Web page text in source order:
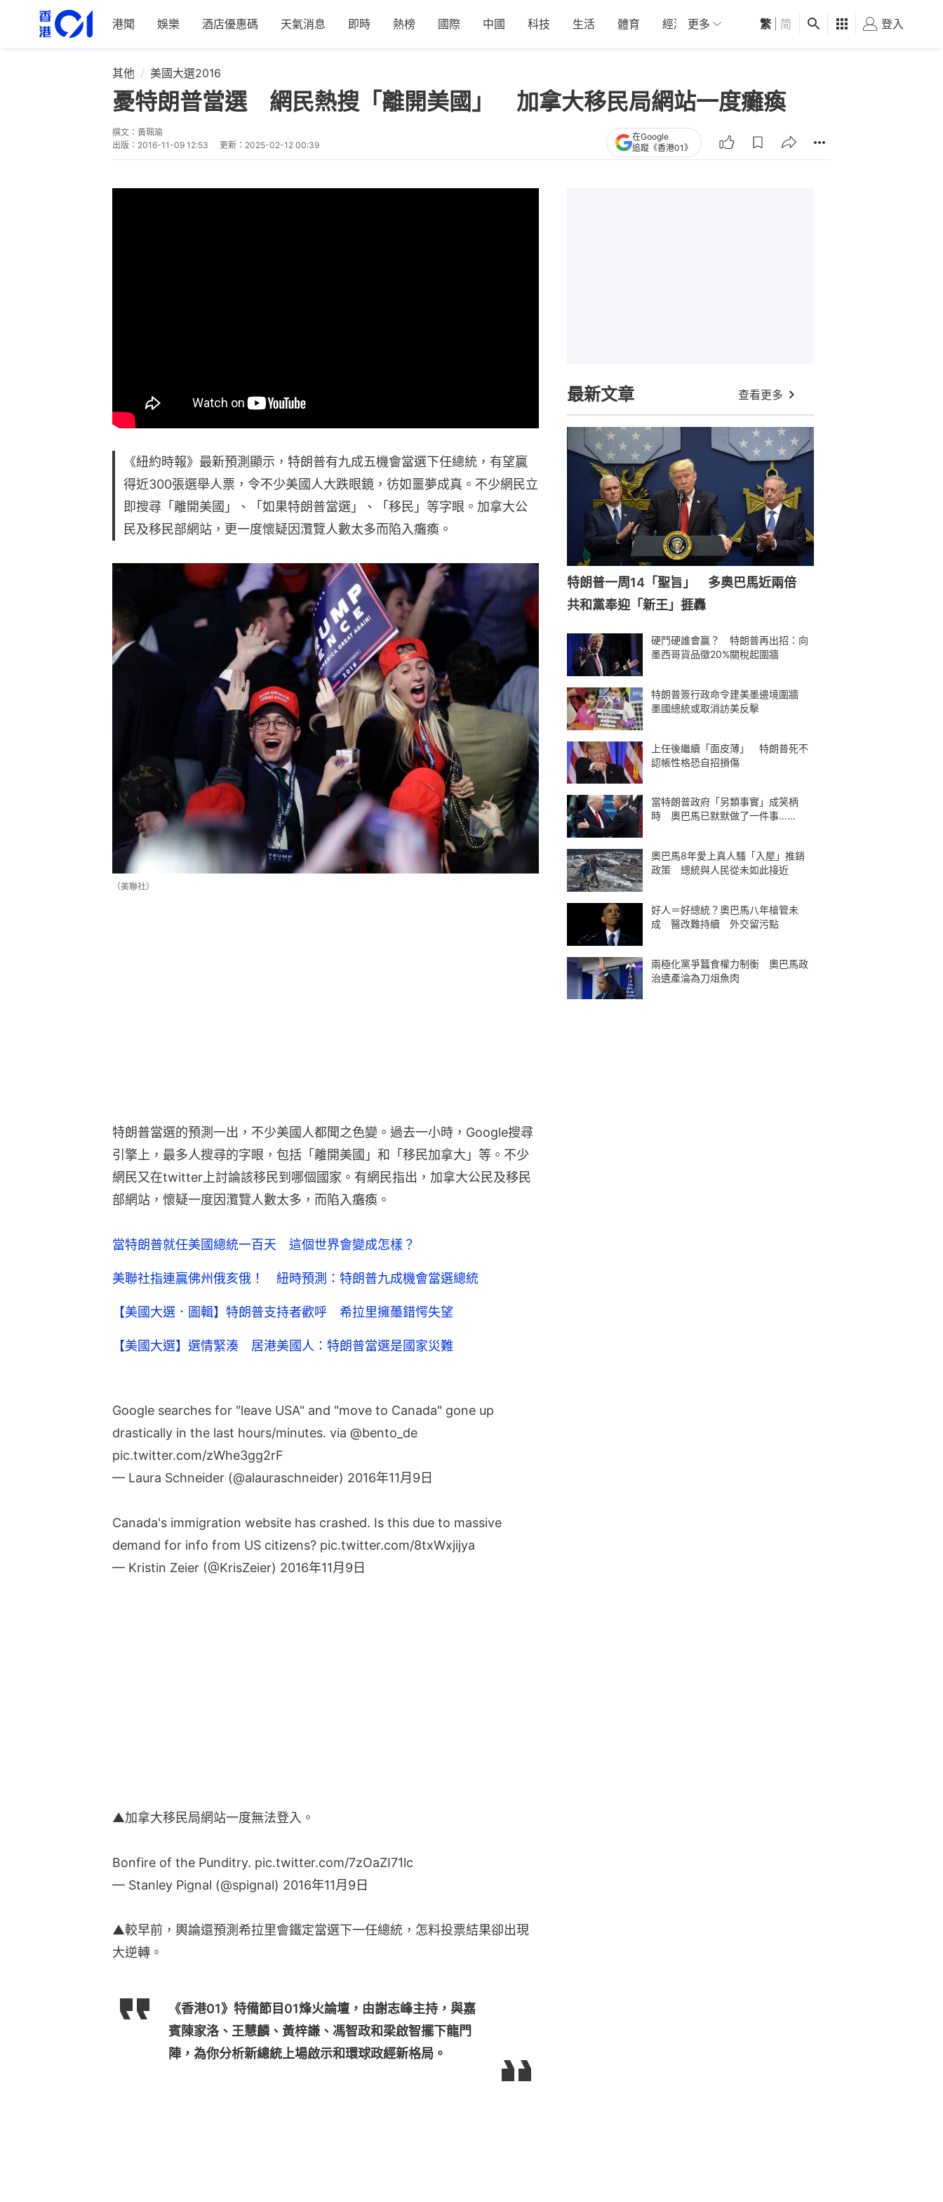
港聞 娛樂 酒店優惠碼 天氣消息 即時 熱榜 國際 中國 科技 生活 體育 經濟 01深圳 觀點 健康 好食玩飛
更多 繁 简 登入
其他 美國大選2016
憂特朗普當選 網民熱搜「離開美國」 加拿大移民局網站一度癱瘓
撰文： 黃珮瑜
出版： 2016-11-09 12:53 更新： 2025-02-12 00:39
在Google
追蹤《香港01》
《紐約時報》最新預測顯示，特朗普有九成五機會當選下任總統，有望贏
得近300張選舉人票，令不少美國人大跌眼鏡，彷如噩夢成真。不少網民立
即搜尋「離開美國」、「如果特朗普當選」、「移民」等字眼。加拿大公
民及移民部網站，更一度懷疑因灠覽人數太多而陷入癱瘓。
（美聯社）
特朗普當選的預測一出，不少美國人都聞之色變。過去一小時，Google搜尋
引擎上，最多人搜尋的字眼，包括「離開美國」和「移民加拿大」等。不少
網民又在twitter上討論該移民到哪個國家。有網民指出，加拿大公民及移民
部網站，懷疑一度因灠覽人數太多，而陷入癱瘓。
當特朗普就任美國總統一百天 這個世界會變成怎樣？
美聯社指連贏佛州俄亥俄！ 紐時預測：特朗普九成機會當選總統
【美國大選．圖輯】特朗普支持者歡呼 希拉里擁𧄌錯愕失望
【美國大選】選情緊湊 居港美國人：特朗普當選是國家災難
Google searches for "leave USA" and "move to Canada" gone up
drastically in the last hours/minutes. via @bento_de
pic.twitter.com/zWhe3gg2rF
— Laura Schneider (@alauraschneider) 2016年11月9日
Canada's immigration website has crashed. Is this due to massive
demand for info from US citizens? pic.twitter.com/8txWxjijya
— Kristin Zeier (@KrisZeier) 2016年11月9日
▲加拿大移民局網站一度無法登入。
Bonfire of the Punditry. pic.twitter.com/7zOaZI71lc
— Stanley Pignal (@spignal) 2016年11月9日
▲較早前，輿論還預測希拉里會鐵定當選下一任總統，怎料投票結果卻出現
大逆轉。
《香港01》特備節目01烽火論壇，由謝志峰主持，與嘉
賓陳家洛、王慧麟、黃梓謙、馮智政和梁啟智擺下龍門
陣，為你分析新總統上場啟示和環球政經新格局。
最新文章 查看更多
特朗普一周14「聖旨」 多奧巴馬近兩倍
共和黨奉迎「新王」捱轟
硬鬥硬誰會贏？ 特朗普再出招：向
墨西哥貨品徵20%關稅起圍牆
特朗普簽行政命令建美墨邊境圍牆
墨國總統或取消訪美反擊
上任後繼續「面皮薄」 特朗普死不
認帳性格恐自招損傷
當特朗普政府「另類事實」成笑柄
時 奧巴馬已默默做了一件事……
奧巴馬8年愛上真人騷「入屋」推銷
政策 總統與人民從未如此接近
好人＝好總統？奧巴馬八年槍管未
成 醫改難持續 外交留污點
兩極化黨爭蠶食權力制衡 奧巴馬政
治遺產淪為刀俎魚肉